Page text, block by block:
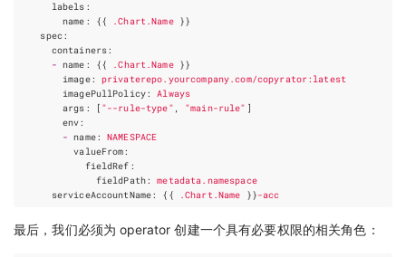
labels :
name : {{ .Chart.Name }}
spec :
containers:
- name : {{ .Chart.Name }}
image:
privaterepo.yourcompany.com/copyrator:latest
imagePullPolicy:
Always
args : [ "--rule-type" , "main-rule" ]
env:
- name:
NAMESPACE
valueFrom:
fieldRef :
fieldPath:
metadata.namespace
serviceAccountName: {{ .Chart.Name }}-acc
最后，我们必须为 operator 创建一个具有必要权限的相关角色：